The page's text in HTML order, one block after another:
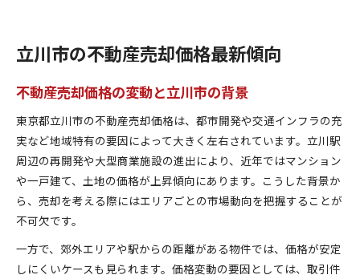
立川市特有の地価動向と価格差の理由
売却価格に直結する立川市の地域事情
都市開発が立川市の売却価格を左右する理由
不動産売却を成功へ導く立川市戦略
売却価格アップを狙う立川市の戦略
不動産売却で大切な立川市の事前準備
不動産売却成功のための立川市エリア分析
立川市で失敗しない不動産売却戦略の考え方
立川市の不動産売却価格最新傾向
不動産売却価格の変動と立川市の背景
東京都立川市の不動産売却価格は、都市開発や交通インフラの充
実など地域特有の要因によって大きく左右されています。立川駅
周辺の再開発や大型商業施設の進出により、近年ではマンション
や一戸建て、土地の価格が上昇傾向にあります。こうした背景か
ら、売却を考える際にはエリアごとの市場動向を把握することが
不可欠です。
一方で、郊外エリアや駅からの距離がある物件では、価格が安定
しにくいケースも見られます。価格変動の要因としては、取引件